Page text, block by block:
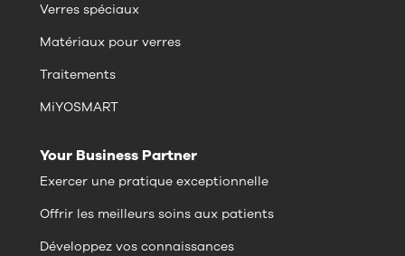
Verres spéciaux
Matériaux pour verres
Traitements
MiYOSMART
Your Business Partner
Exercer une pratique exceptionnelle
Offrir les meilleurs soins aux patients
Développez vos connaissances